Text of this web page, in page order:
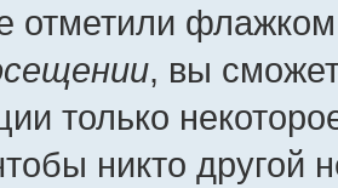
отметили
, вы
только
никто другой